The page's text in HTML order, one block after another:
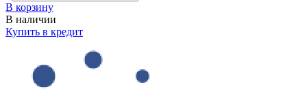
В корзину
В наличии
Купить в кредит